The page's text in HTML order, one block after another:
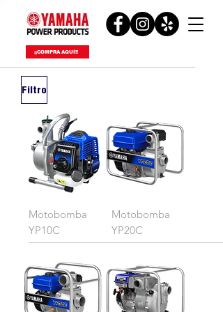
¡¡COMPRA AQUÍ!!
Filtro
Motobomba
YP10C
Motobomba
YP20C